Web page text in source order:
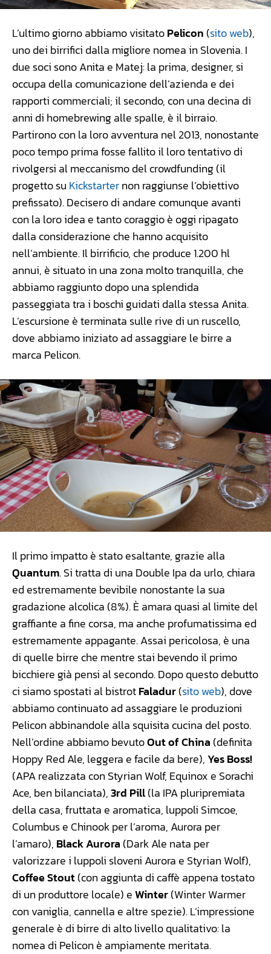
L’ultimo giorno abbiamo visitatoPelicon (sito web),
uno dei birrifici dalla migliore nomea in Slovenia. I
due soci sono Anita e Matej: la prima, designer, si
occupa della comunicazione dell’azienda e dei
rapporti commerciali; il secondo, con una decina di
anni di homebrewing alle spalle, è il birraio.
Partirono con la loro avventura nel 2013, nonostante
poco tempo prima fosse fallito il loro tentativo di
rivolgersi al meccanismo del crowdfunding (il
progetto su Kickstarternon raggiunse l’obiettivo
prefissato). Decisero di andare comunque avanti
con la loro idea e tanto coraggio è oggi ripagato
dalla considerazione che hanno acquisito
nell’ambiente. Il birrificio, che produce 1.200 hl
annui, è situato in una zona molto tranquilla, che
abbiamo raggiunto dopo una splendida
passeggiata tra i boschi guidati dalla stessa Anita.
L’escursione è terminata sulle rive di un ruscello,
dove abbiamo iniziato ad assaggiare le birre a
marca Pelicon.
Il primo impatto è stato esaltante, grazie alla
Quantum. Si tratta di una Double Ipa da urlo, chiara
ed estremamente bevibile nonostante la sua
gradazione alcolica (8%). È amara quasi al limite del
graffiante a fine corsa, ma anche profumatissima ed
estremamente appagante. Assai pericolosa, è una
di quelle birre che mentre stai bevendo il primo
bicchiere già pensi al secondo. Dopo questo debutto
ci siamo spostati al bistrotFaladur(sito web), dove
abbiamo continuato ad assaggiare le produzioni
Pelicon abbinandole alla squisita cucina del posto.
Nell’ordine abbiamo bevutoOut of China (definita
Hoppy Red Ale, leggera e facile da bere),Yes Boss!
(APA realizzata con Styrian Wolf, Equinox e Sorachi
Ace, ben bilanciata),3rd Pill(la IPA pluripremiata
della casa, fruttata e aromatica, luppoli Simcoe,
Columbus e Chinook per l’aroma, Aurora per
l’amaro), Black Aurora (Dark Ale nata per
valorizzare i luppoli sloveni Aurora e Styrian Wolf),
Coffee Stout(con aggiunta di caffè appena tostato
di un produttore locale) eWinter(Winter Warmer
con vaniglia, cannella e altre spezie). L’impressione
generale è di birre di alto livello qualitativo: la
nomea di Pelicon è ampiamente meritata.